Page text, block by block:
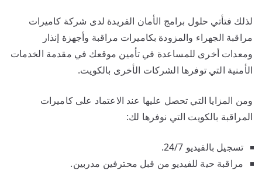
لذلك فتأتي حلول برامج الأمان الفريدة لدى شركة كاميرات
مراقبة الجهراء والمزودة بكاميرات مراقبة وأجهزة إنذار
ومعدات أخرى للمساعدة في تأمين موقعك في مقدمة الخدمات
الأمنية التي توفرها الشركات الأخرى بالكويت.
ومن المزايا التي تحصل عليها عند الاعتماد على كاميرات
المراقبة بالكويت التي نوفرها لك:
تسجيل بالفيديو 24/7.
مراقبة حية للفيديو من قبل محترفين مدربين.